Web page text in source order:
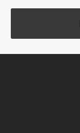
e
d
b
o